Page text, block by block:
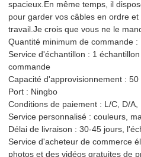
spacieux.En même temps, il
pour garder vos câbles en ordre
travail.Je crois que vous ne le
Quantité minimum de commande :
Service d'échantillon : 1
commande
Capacité d'approvisionnement :
Port : Ningbo
Conditions de paiement : L/C, D/A,
Service personnalisé : couleurs,
Délai de livraison : 30-45 jours,
Service d'acheteur de commerce
photos et des vidéos gratuites de